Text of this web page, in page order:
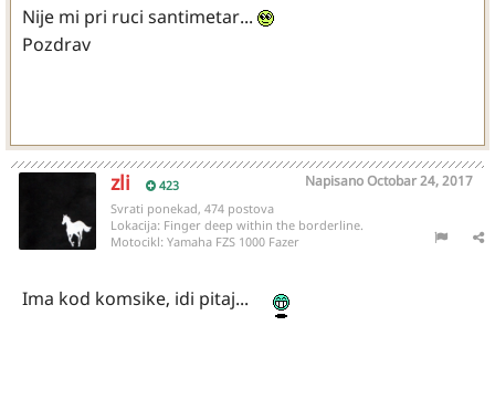
Nije mi pri ruci santimetar...
Pozdrav
zli 423 NapisanoOctobar 24, 2017
Svrati ponekad, 474 postova
Lokacija: Finger deep within the borderline.
Motocikl: Yamaha FZS 1000 Fazer
Ima kod komsike, idi pitaj...